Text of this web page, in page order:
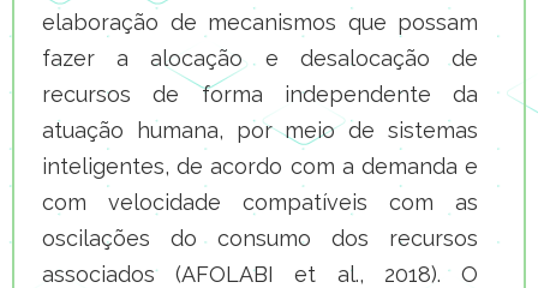
elaboração de mecanismos que possam
fazer a alocação e desalocação de
recursos de forma independente da
atuação humana, por meio de sistemas
inteligentes, de acordo com a demanda e
com velocidade compatíveis com as
oscilações do consumo dos recursos
associados (AFOLABI et al., 2018). O